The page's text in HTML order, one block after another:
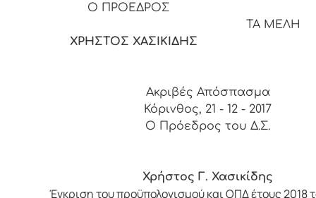
Ο ΠΡΟΕΔΡΟΣ
ΤΑ ΜΕΛΗ
ΧΡΗΣΤΟΣ ΧΑΣΙΚΙΔΗΣ
Ακριβές Απόσπασμα
Κόρινθος, 21 - 12 - 2017
Ο Πρόεδρος του Δ.Σ.
Χρήστος Γ. Χασικίδης
Έγκριση του προϋπολογισμού και ΟΠΔ έτους 2018